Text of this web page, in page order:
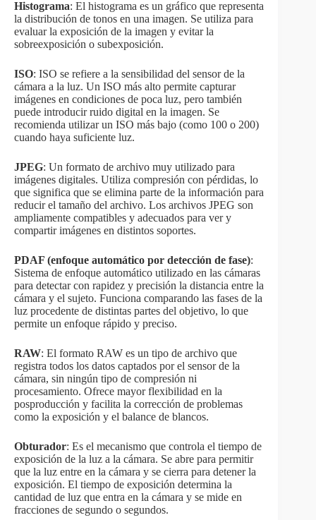
Histograma: El histograma es un gráfico que representa
la distribución de tonos en una imagen. Se utiliza para
evaluar la exposición de la imagen y evitar la
sobreexposición o subexposición.
ISO: ISO se refiere a la sensibilidad del sensor de la
cámara a la luz. Un ISO más alto permite capturar
imágenes en condiciones de poca luz, pero también
puede introducir ruido digital en la imagen. Se
recomienda utilizar un ISO más bajo (como 100 o 200)
cuando haya suficiente luz.
JPEG: Un formato de archivo muy utilizado para
imágenes digitales. Utiliza compresión con pérdidas, lo
que significa que se elimina parte de la información para
reducir el tamaño del archivo. Los archivos JPEG son
ampliamente compatibles y adecuados para ver y
compartir imágenes en distintos soportes.
PDAF (enfoque automático por detección de fase):
Sistema de enfoque automático utilizado en las cámaras
para detectar con rapidez y precisión la distancia entre la
cámara y el sujeto. Funciona comparando las fases de la
luz procedente de distintas partes del objetivo, lo que
permite un enfoque rápido y preciso.
RAW: El formato RAW es un tipo de archivo que
registra todos los datos captados por el sensor de la
cámara, sin ningún tipo de compresión ni
procesamiento. Ofrece mayor flexibilidad en la
posproducción y facilita la corrección de problemas
como la exposición y el balance de blancos.
Obturador: Es el mecanismo que controla el tiempo de
exposición de la luz a la cámara. Se abre para permitir
que la luz entre en la cámara y se cierra para detener la
exposición. El tiempo de exposición determina la
cantidad de luz que entra en la cámara y se mide en
fracciones de segundo o segundos.